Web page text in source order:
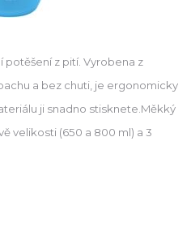
potěšení z pití. Vyrobena z
a bez chuti, je ergonomicky
ji snadno stisknete.Měkký
velikosti (650 a 800 ml) a 3